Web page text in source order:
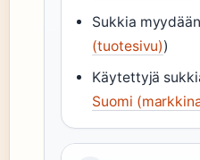
Sukkia
(tuotesivu))
Käytettyjä
Suomi